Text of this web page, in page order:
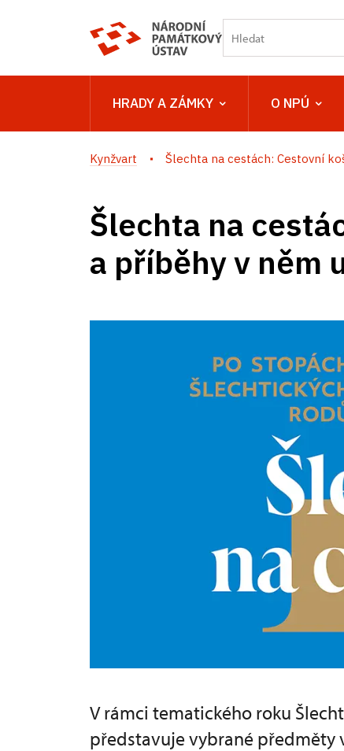
HRADY A ZÁMKY O NPÚ
Kynžvart Šlechta na cestách: Cestovní
Šlechta na
a příběhy v něm
V rámci tematického roku
představuje vybrané předměty